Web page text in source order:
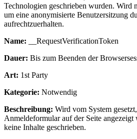
Technologien geschrieben wurden. Wird
um eine anonymisierte Benutzersitzung
aufrechtzuerhalten.
Name: __RequestVerificationToken
Dauer: Bis zum Beenden der
Art: 1st Party
Kategorie: Notwendig
Beschreibung: Wird vom System
Anmeldeformular auf der Seite angezeigt
keine Inhalte geschrieben.